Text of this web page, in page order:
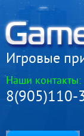
Игровые
Наши контакты:
8(905)110-